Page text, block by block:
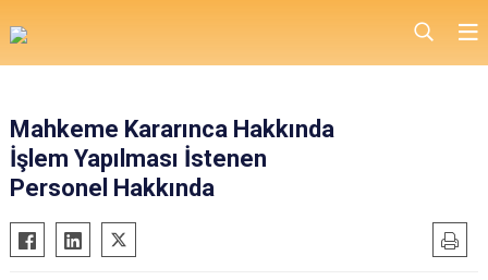
Mahkeme Kararınca Hakkında
İşlem Yapılması İstenen
Personel Hakkında